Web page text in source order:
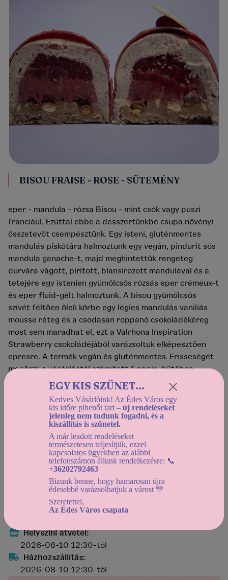
BISOU FRAISE - ROSE - SÜTEMÉNY
eper - mandula - rózsa Bisou - mint csók vagy puszi
franciául. Ezúttal ebbe a desszertünkbe csupa növényi
összetevőt csempésztünk. Egy isteni, gluténmentes
mandulás piskótára halmoztunk egy vegán, pindurit sós
mandula ganache-t, majd meghintettük rengeteg
durvára vágott, pirított, blansírozott mandulával és a
tetejére egy istenien gyümölcsös rózsás eper crémeux-t
és eper fluid-gélt halmoztunk. A bisou gyümölcsös
szívét féltően öleli körbe egy légies mandulás vaníliás
mousse réteg és a csodásan roppanó csokoládékéreg
most sem maradhat el, ezt a Valrhona Inspiration
Strawberry csokoládéjából varázsoltuk elképesztően
epresre. A termék vegán és gluténmentes. Frisseségét
megőrzi: a vásárlástól számított 1 napig, hűtőben
Chez Dodo
2 190 Ft/ 1 darab
hűségpontot kapsz a termék megvásárlása után, ha
törzsvásárlóvagy!
Mennyiség:
Helyszíni átvétel:
2026-08-10 12:30-tól
Házhozszállítás:
2026-08-10 12:30-tól
EGY KIS SZÜNET...
Kedves Vásárlóink! Az Édes Város egy
kis időre pihenőt tart – új rendeléseket
jelenleg nem tudunk fogadni, és a
kiszállítás is szünetel.
A már leadott rendeléseket
természetesen teljesítjük, ezzel
kapcsolatos ügyekben az alábbi
telefonszámon állunk rendelkezésre: 📞
+36202792463
Bízunk benne, hogy hamarosan újra
édesebbé varázsolhatjuk a várost 💛
Szeretettel,
Az Édes Város csapata